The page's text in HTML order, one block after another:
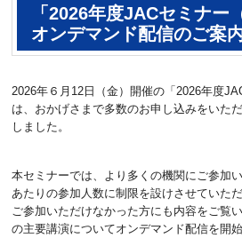
「2026年度JACセミナー
オンデマンド配信のご案
2026年６月12日（金）開催の「2026年度
は、おかげさまで多数のお申し込みをいた
しました。
本セミナーでは、より多くの機関にご参加
あたりの参加人数に制限を設けさせていた
ご参加いただけなかった方にも内容をご覧
の主要講演についてオンデマンド配信を開